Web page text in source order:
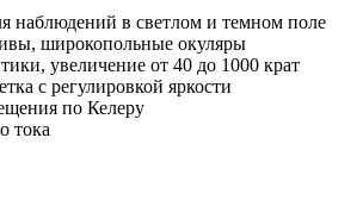
наблюдений в светлом и темном поле
широкопольные окуляры
увеличение от 40 до 1000 крат
с регулировкой яркости
по Келеру
тока